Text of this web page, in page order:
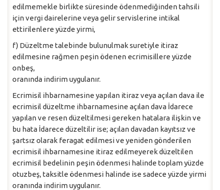
edilmemekle birlikte süresinde ödenmediğinden tahsili
için vergi dairelerine veya gelir servislerine intikal
ettirilenlere yüzde yirmi,
f) Düzeltme talebinde bulunulmak suretiyle itiraz
edilmesine rağmen peşin ödenen ecrimisillere yüzde
onbeş,
oranında indirim uygulanır.
Ecrimisil ihbarnamesine yapılan itiraz veya açılan dava ile
ecrimisil düzeltme ihbarnamesine açılan dava İdarece
yapılan ve resen düzeltilmesi gereken hatalara ilişkin ve
bu hata İdarece düzeltilir ise; açılan davadan kayıtsız ve
şartsız olarak feragat edilmesi ve yeniden gönderilen
ecrimisil ihbarnamesine itiraz edilmeyerek düzeltilen
ecrimisil bedelinin peşin ödenmesi halinde toplam yüzde
otuzbeş, taksitle ödenmesi halinde ise sadece yüzde yirmi
oranında indirim uygulanır.